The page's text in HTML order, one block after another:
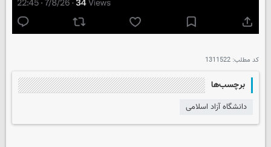
کد مطلب: 1311522
برچسب‌ها
دانشگاه آزاد اسلامی